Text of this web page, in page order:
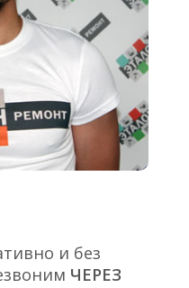
и без
ЧЕРЕЗ